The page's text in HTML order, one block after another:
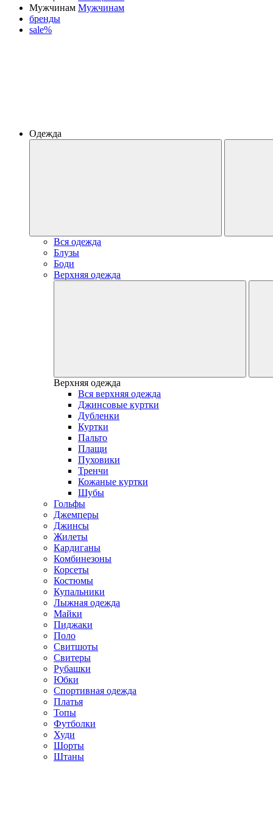
Мужчинам Мужчинам
бренды
sale%
Одежда
Вся одежда
Блузы
Боди
Верхняя одежда
Верхняя одежда
Вся верхняя одежда
Джинсовые куртки
Дубленки
Куртки
Пальто
Плащи
Пуховики
Тренчи
Кожаные куртки
Шубы
Гольфы
Джемперы
Джинсы
Жилеты
Кардиганы
Комбинезоны
Корсеты
Костюмы
Купальники
Лыжная одежда
Майки
Пиджаки
Поло
Свитшоты
Свитеры
Рубашки
Юбки
Спортивная одежда
Платья
Топы
Футболки
Худи
Шорты
Штаны